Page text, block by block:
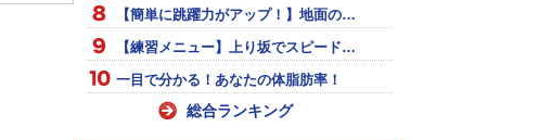
【簡単に跳躍力がアップ！】地面の…
【練習メニュー】上り坂でスピード…
一目で分かる！あなたの体脂肪率！
総合ランキング